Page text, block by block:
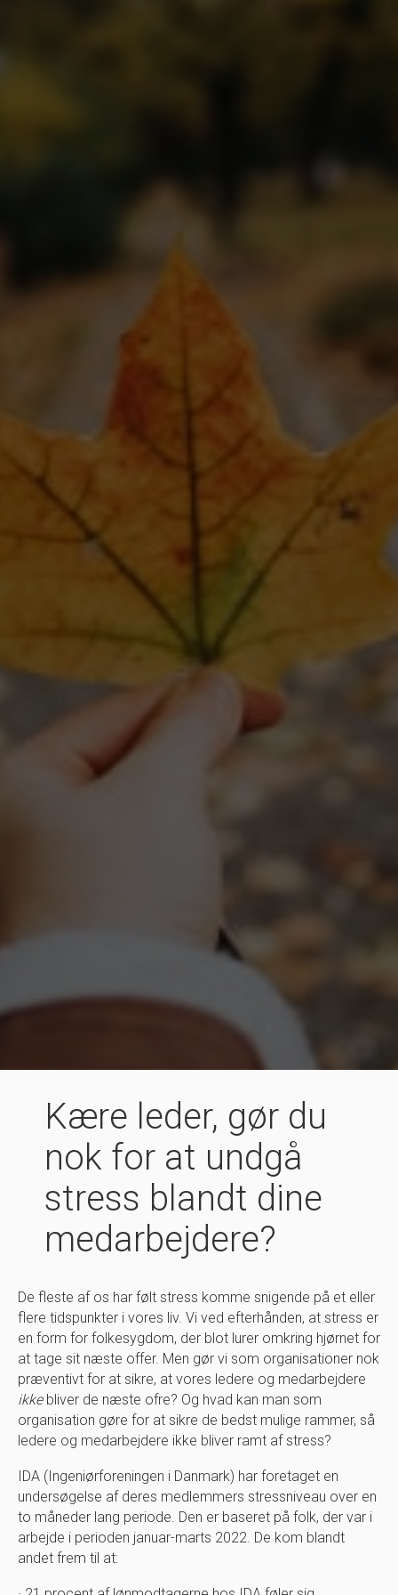
Kære leder, gør du
nok for at undgå
stress blandt dine
medarbejdere?
De fleste af os har følt stress komme snigende på et eller
flere tidspunkter i vores liv. Vi ved efterhånden, at stress er
en form for folkesygdom, der blot lurer omkring hjørnet for
at tage sit næste offer. Men gør vi som organisationer nok
præventivt for at sikre, at vores ledere og medarbejdere
ikkebliver de næste ofre? Og hvad kan man som
organisation gøre for at sikre de bedst mulige rammer, så
ledere og medarbejdere ikke bliver ramt af stress?
IDA (Ingeniørforeningen i Danmark) har foretaget en
undersøgelse af deres medlemmers stressniveau over en
to måneder lang periode. Den er baseret på folk, der var i
arbejde i perioden januar-marts 2022. De kom blandt
andet frem til at: